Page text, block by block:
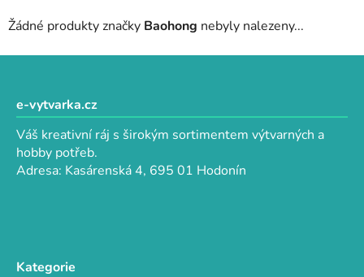
Žádné produkty značky Baohong nebyly nalezeny...
e-vytvarka.cz
Váš kreativní ráj s širokým sortimentem výtvarných a
hobby potřeb.
Adresa: Kasárenská 4, 695 01 Hodonín
Kategorie